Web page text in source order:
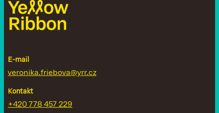
E-mail
veronika.friebova@yrr.cz
Kontakt
+420 778 457 229